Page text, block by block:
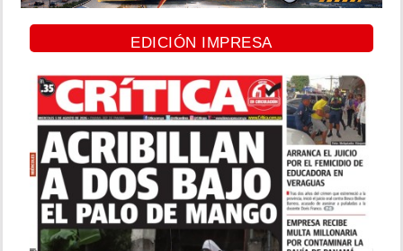
EDICIÓN IMPRESA